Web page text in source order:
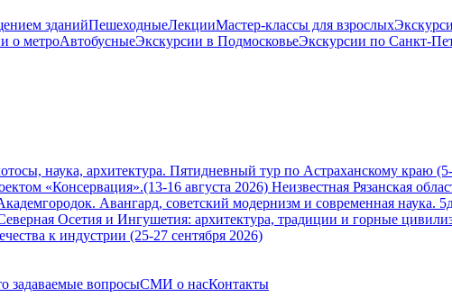
зданийПешеходныеЛекцииМастер-классы для взрослых
о метроАвтобусныеЭкскурсии в ПодмосковьеЭкскурсии по Санкт-
наука, архитектура. Пятидневный тур по Астраханскому краю (5-
«Консервация».(13-16 августа 2026) Неизвестная Рязанская
Авангард, советский модернизм и современная наука.
Осетия и Ингушетия: архитектура, традиции и горные
к индустрии (25-27 сентября 2026)
задаваемые вопросыСМИ о насКонтакты